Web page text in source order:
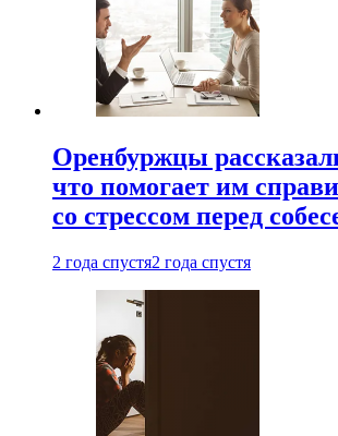
Оренбуржцы
что помогает им
со стрессом перед
2 года спустя2 года спустя